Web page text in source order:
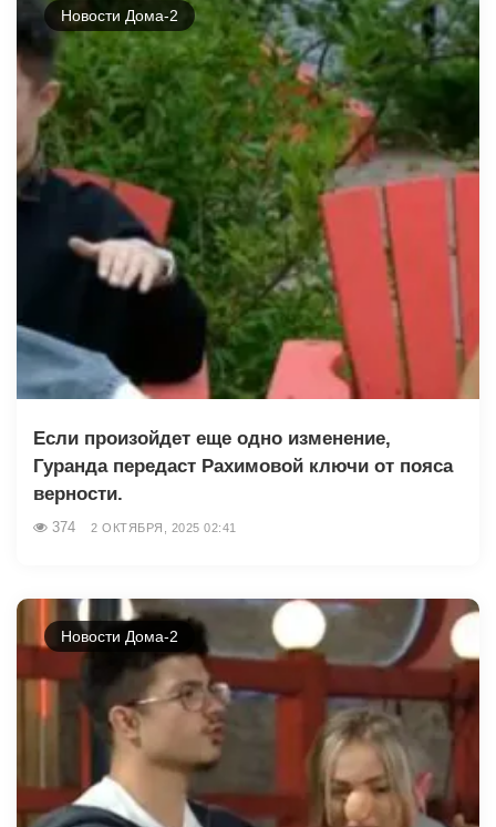
Новости Дома-2
Если произойдет еще одно изменение,
Гуранда передаст Рахимовой ключи от пояса
верности.
374 2 ОКТЯБРЯ, 2025 02:41
Новости Дома-2